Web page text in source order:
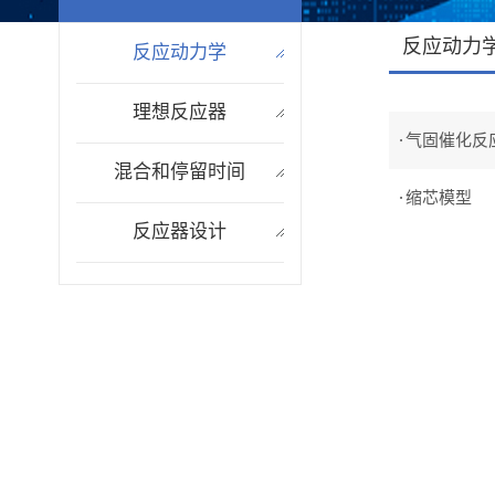
反应动力学
理想反应器
混合和停留时间
反应器设计
反应动力
气固催化反
缩芯模型